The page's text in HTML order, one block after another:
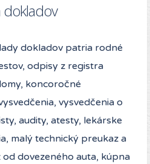
dokladov
dokladov patria rodné
odpisy z registra
koncoročné
vysvedčenia o
audity, atesty, lekárske
malý technický preukaz a
dovezeného auta, kúpna